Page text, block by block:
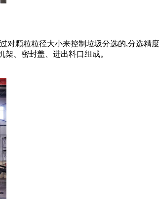
对颗粒粒径大小来控制垃圾分选的,分选
、密封盖、进出料口组成。